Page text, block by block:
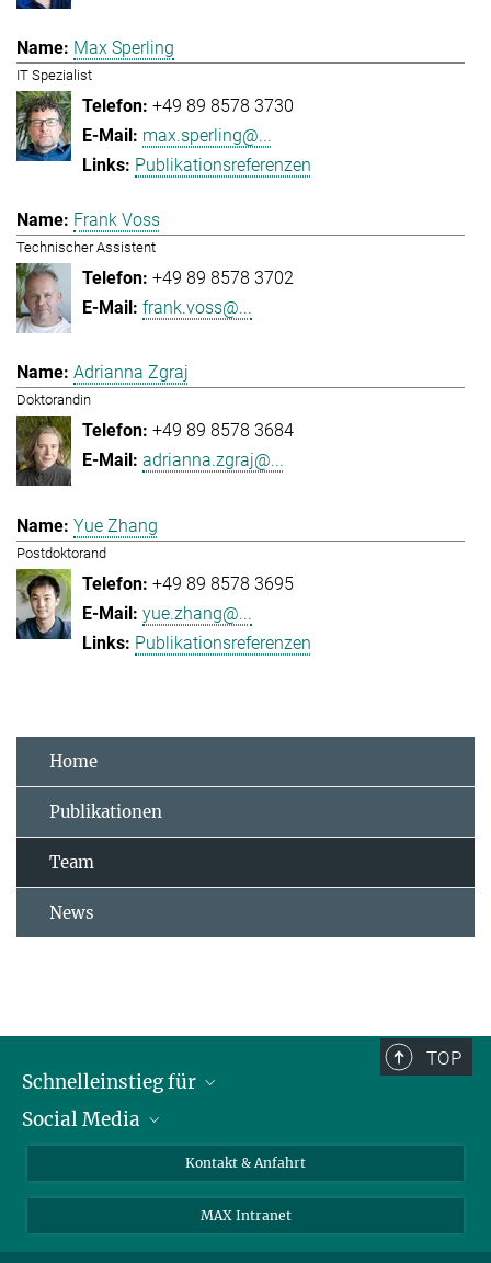
Max Sperling
IT Spezialist
+49 89 8578 3730
max.sperling@...
Publikationsreferenzen
Frank Voss
Technischer Assistent
+49 89 8578 3702
frank.voss@...
Adrianna Zgraj
Doktorandin
+49 89 8578 3684
adrianna.zgraj@...
Yue Zhang
Postdoktorand
+49 89 8578 3695
yue.zhang@...
Publikationsreferenzen
Home
Publikationen
Team
News
TOP
Schnelleinstieg für
Journalist*innen
Social Media
LinkedIn
Kontakt & Anfahrt
MAX Intranet